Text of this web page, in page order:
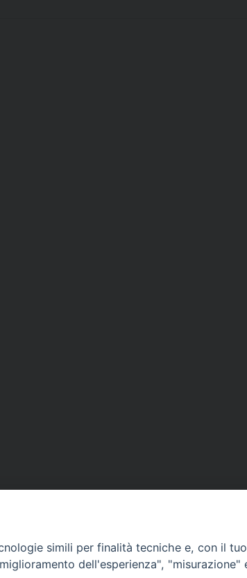
simili per finalità tecniche e, con il
dell'esperienza",